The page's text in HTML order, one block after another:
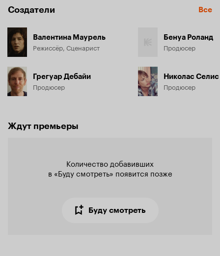
Создатели Все
Валентина Маурель
Режиссёр, Сценарист
Грегуар Дебайи
Продюсер
Бенуа Роланд
Продюсер
Николас Селис
Продюсер
Ждут премьеры
Количество добавивших
в «Буду смотреть» появится позже
Буду смотреть